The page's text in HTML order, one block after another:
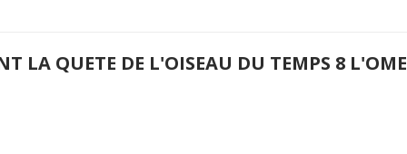
LA QUETE DE L'OISEAU DU TEMPS 8